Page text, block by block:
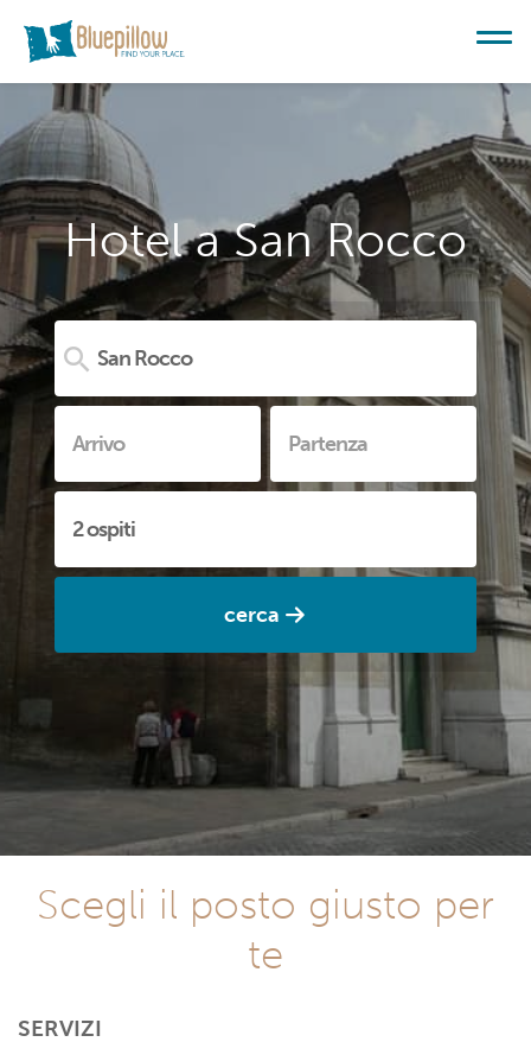
Hotel a San Rocco
cerca
Scegli il posto giusto per
te
SERVIZI